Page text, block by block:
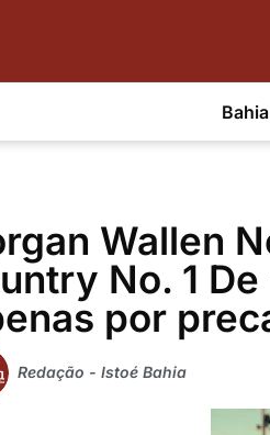
Bahia
Wallen
No. 1 De
por
Redação - Istoé Bahia